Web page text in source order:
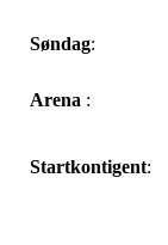
Søndag:
Arena :
Startkontigent: